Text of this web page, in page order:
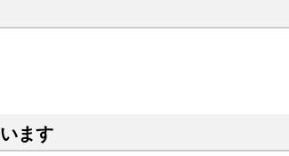
ます